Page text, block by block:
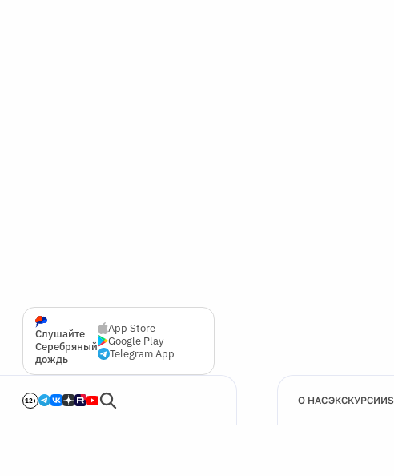
Слушайте
Серебряный
дождь
App Store
Google Play
Telegram App
12+ О НАСЭКСКУРСИИ